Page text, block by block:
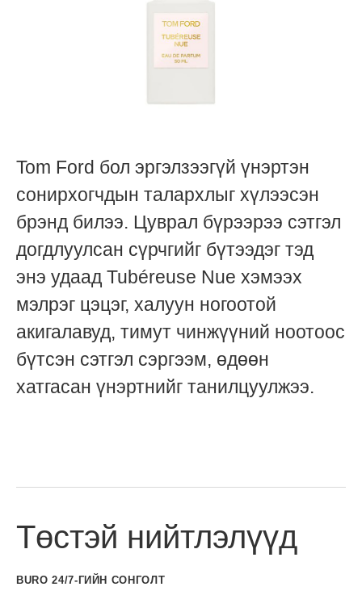
Tom Ford бол эргэлзээгүй үнэртэн
сонирхогчдын талархлыг хүлээсэн
брэнд билээ. Цуврал бүрээрээ сэтгэл
догдлуулсан сүрчгийг бүтээдэг тэд
энэ удаад Tubéreuse Nue хэмээх
мэлрэг цэцэг, халуун ногоотой
акигалавуд, тимут чинжүүний ноотоос
бүтсэн сэтгэл сэргээм, өдөөн
хатгасан үнэртнийг танилцуулжээ.
Төстэй нийтлэлүүд
BURO 24/7-ГИЙН СОНГОЛТ